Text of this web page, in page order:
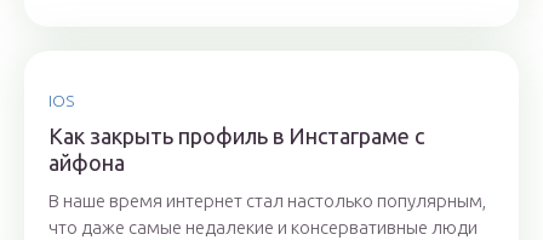
IOS
Как закрыть профиль в Инстаграме с
айфона
В наше время интернет стал настолько популярным,
что даже самые недалекие и консервативные люди